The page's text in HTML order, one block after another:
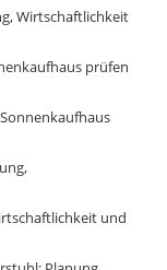
Wirtschaftlichkeit
prüfen
und